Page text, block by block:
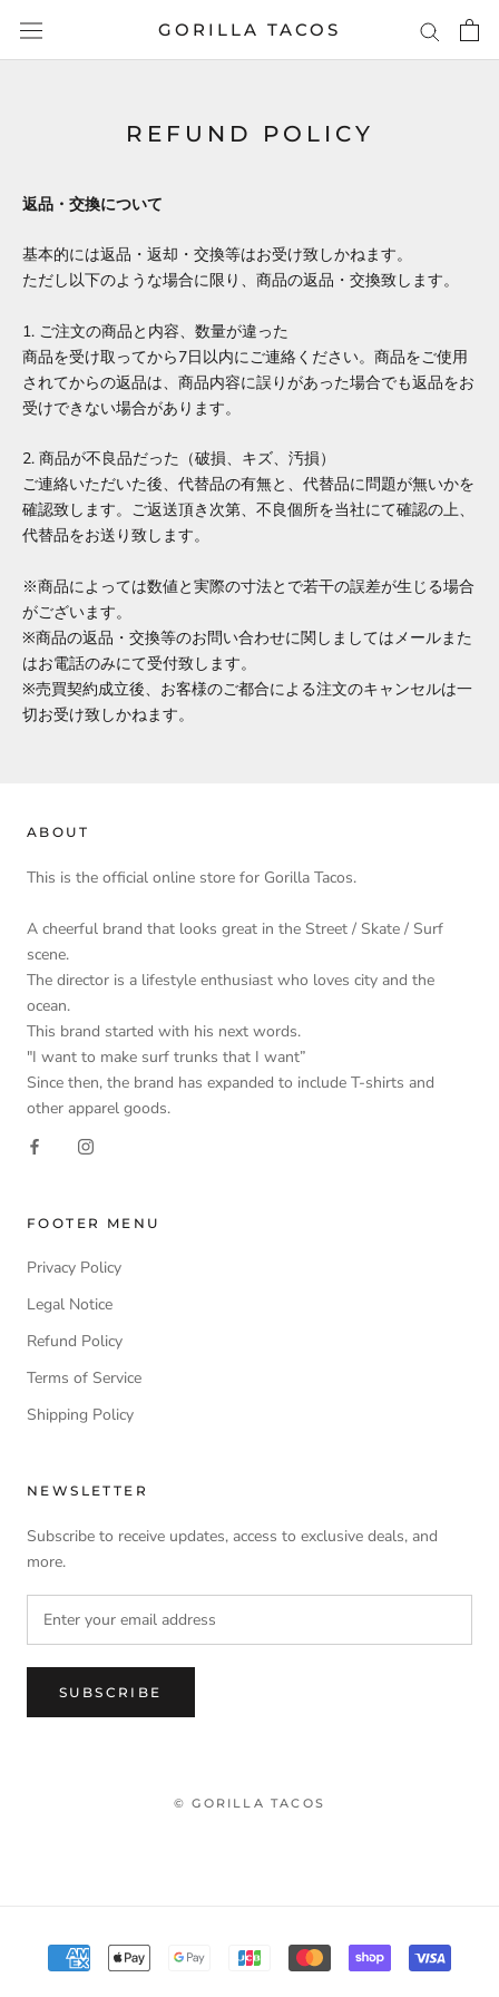
content
GORILLA TACOS
REFUND POLICY
返品・交換について
基本的には返品・返却・交換等はお受け致しかねます。
ただし以下のような場合に限り、商品の返品・交換致します。
1. ご注文の商品と内容、数量が違った
商品を受け取ってから7日以内にご連絡ください。商品をご使用
されてからの返品は、商品内容に誤りがあった場合でも返品をお
受けできない場合があります。
2. 商品が不良品だった（破損、キズ、汚損）
ご連絡いただいた後、代替品の有無と、代替品に問題が無いかを
確認致します。ご返送頂き次第、不良個所を当社にて確認の上、
代替品をお送り致します。
※商品によっては数値と実際の寸法とで若干の誤差が生じる場合
がございます。
※商品の返品・交換等のお問い合わせに関しましてはメールまた
はお電話のみにて受付致します。
※売買契約成立後、お客様のご都合による注文のキャンセルは一
切お受け致しかねます。
ABOUT
This is the official online store for Gorilla Tacos.
A cheerful brand that looks great in the Street / Skate / Surf
scene.
The director is a lifestyle enthusiast who loves city and the
ocean.
This brand started with his next words.
"I want to make surf trunks that I want”
Since then, the brand has expanded to include T-shirts and
other apparel goods.
FOOTER MENU
Privacy Policy
Legal Notice
Refund Policy
Terms of Service
Shipping Policy
NEWSLETTER
Subscribe to receive updates, access to exclusive deals, and
more.
SUBSCRIBE
© GORILLA TACOS